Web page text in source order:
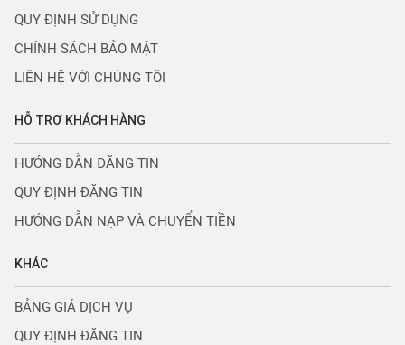
QUY ĐỊNH SỬ DỤNG
CHÍNH SÁCH BẢO MẬT
LIÊN HỆ VỚI CHÚNG TÔI
HỖ TRỢ KHÁCH HÀNG
HƯỚNG DẪN ĐĂNG TIN
QUY ĐỊNH ĐĂNG TIN
HƯỚNG DẪN NẠP VÀ CHUYỂN TIỀN
KHÁC
BẢNG GIÁ DỊCH VỤ
QUY ĐỊNH ĐĂNG TIN